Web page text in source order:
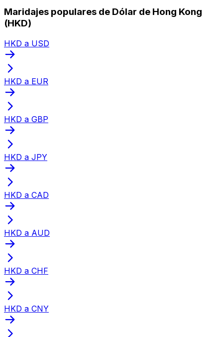
Maridajes populares de Dólar de Hong Kong
(HKD)
HKD a USD
HKD a EUR
HKD a GBP
HKD a JPY
HKD a CAD
HKD a AUD
HKD a CHF
HKD a CNY